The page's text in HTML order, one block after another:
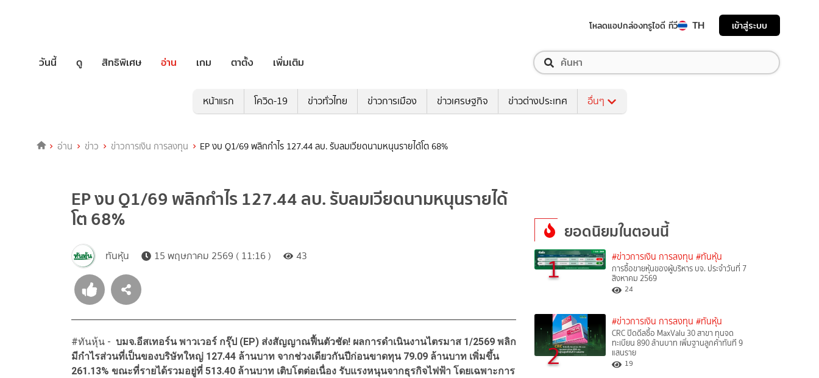
โหลดแอปกล่องทรูไอดี ทีวี TH เข้าสู่ระบบ
วันนี้ ดู สิทธิพิเศษ อ่าน เกม ตาตั้ง เพิ่มเติม
หน้าแรก โควิด-19 ข่าวทั่วไทย ข่าวการเมือง ข่าวเศรษฐกิจ ข่าวต่างประเทศ อื่นๆ
อ่าน ข่าว ข่าวการเงิน การลงทุน EP งบ Q1/69 พลิกกำไร 127.44 ลบ. รับลมเวียดนามหนุนรายได้โต 68%
EP งบ Q1/69 พลิกกำไร 127.44 ลบ. รับลมเวียดนามหนุนรายได้
โต 68%
ทันหุ้น 15 พฤษภาคม 2569 ( 11:16 ) 43
#ทันหุ้น - บมจ.อีสเทอร์น พาวเวอร์ กรุ๊ป (EP) ส่งสัญญาณฟื้นตัวชัด! ผลการดำเนินงานไตรมาส 1/2569 พลิก
มีกำไรส่วนที่เป็นของบริษัทใหญ่ 127.44 ล้านบาท จากช่วงเดียวกันปีก่อนขาดทุน 79.09 ล้านบาท เพิ่มขึ้น
261.13% ขณะที่รายได้รวมอยู่ที่ 513.40 ล้านบาท เติบโตต่อเนื่อง รับแรงหนุนจากธุรกิจไฟฟ้า โดยเฉพาะการ
ยอดนิยมในตอนนี้
1 #ข่าวการเงิน การลงทุน #ทันหุ้น
การซื้อขายหุ้นของผู้บริหาร บจ. ประจำวันที่ 7
สิงหาคม 2569
24
2
#ข่าวการเงิน การลงทุน #ทันหุ้น
CRC ปิดดีลซื้อ MaxValu 30 สาขา ทุนจด
ทะเบียน 890 ล้านบาท เพิ่มฐานลูกค้าทันที 9
แสนราย
19